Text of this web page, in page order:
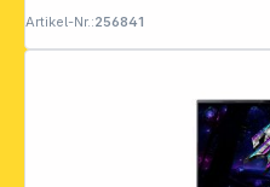
Artikel-Nr.:256841